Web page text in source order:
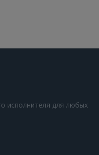
исполнителя для любых